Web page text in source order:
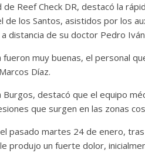
Reef Check DR, destacó la
de los Santos, asistidos por los
distancia de su doctor Pedro
fueron muy buenas, el personal
Díaz.
destacó que el equipo
que surgen en las zonas
pasado martes 24 de enero,
produjo un fuerte dolor,